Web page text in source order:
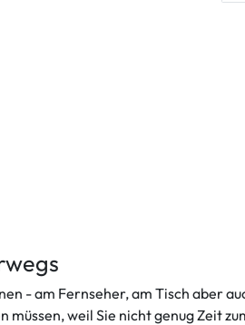
- am Fernseher, am Tisch aber
weil Sie nicht genug Zeit